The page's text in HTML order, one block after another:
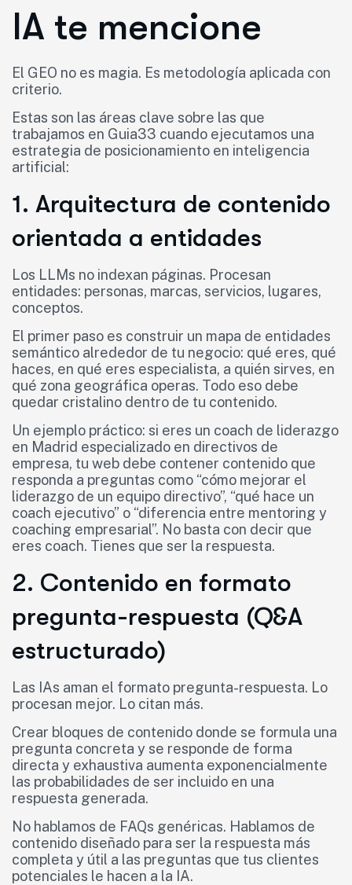
IA te mencione
El GEO no es magia. Es metodología aplicada con
criterio.
Estas son las áreas clave sobre las que
trabajamos en Guia33 cuando ejecutamos una
estrategia de posicionamiento en inteligencia
artificial:
1. Arquitectura de contenido
orientada a entidades
Los LLMs no indexan páginas. Procesan
entidades: personas, marcas, servicios, lugares,
conceptos.
El primer paso es construir un mapa de entidades
semántico alrededor de tu negocio: qué eres, qué
haces, en qué eres especialista, a quién sirves, en
qué zona geográfica operas. Todo eso debe
quedar cristalino dentro de tu contenido.
Un ejemplo práctico: si eres un coach de liderazgo
en Madrid especializado en directivos de
empresa, tu web debe contener contenido que
responda a preguntas como “cómo mejorar el
liderazgo de un equipo directivo”, “qué hace un
coach ejecutivo” o “diferencia entre mentoring y
coaching empresarial”. No basta con decir que
eres coach. Tienes que ser la respuesta.
2. Contenido en formato
pregunta-respuesta (Q&A
estructurado)
Las IAs aman el formato pregunta-respuesta. Lo
procesan mejor. Lo citan más.
Crear bloques de contenido donde se formula una
pregunta concreta y se responde de forma
directa y exhaustiva aumenta exponencialmente
las probabilidades de ser incluido en una
respuesta generada.
No hablamos de FAQs genéricas. Hablamos de
contenido diseñado para ser la respuesta más
completa y útil a las preguntas que tus clientes
potenciales le hacen a la IA.